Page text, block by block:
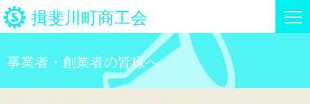
揖斐川町商工会
事業者・創業者の皆様へ